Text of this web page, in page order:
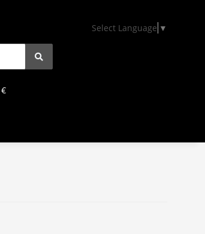
Select Language ▼